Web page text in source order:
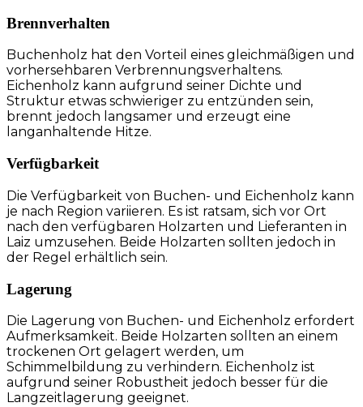
Brennverhalten
Buchenholz hat den Vorteil eines gleichmäßigen und
vorhersehbaren Verbrennungsverhaltens.
Eichenholz kann aufgrund seiner Dichte und
Struktur etwas schwieriger zu entzünden sein,
brennt jedoch langsamer und erzeugt eine
langanhaltende Hitze.
Verfügbarkeit
Die Verfügbarkeit von Buchen- und Eichenholz kann
je nach Region variieren. Es ist ratsam, sich vor Ort
nach den verfügbaren Holzarten und Lieferanten in
Laiz umzusehen. Beide Holzarten sollten jedoch in
der Regel erhältlich sein.
Lagerung
Die Lagerung von Buchen- und Eichenholz erfordert
Aufmerksamkeit. Beide Holzarten sollten an einem
trockenen Ort gelagert werden, um
Schimmelbildung zu verhindern. Eichenholz ist
aufgrund seiner Robustheit jedoch besser für die
Langzeitlagerung geeignet.